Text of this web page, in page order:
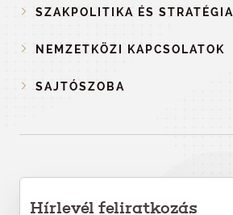
SZAKPOLITIKA ÉS STRATÉGIA
NEMZETKÖZI KAPCSOLATOK
SAJTÓSZOBA
Hírlevél feliratkozás